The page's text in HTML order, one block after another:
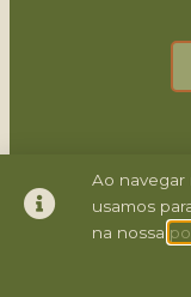
Ao navegar
usamos
na nossa